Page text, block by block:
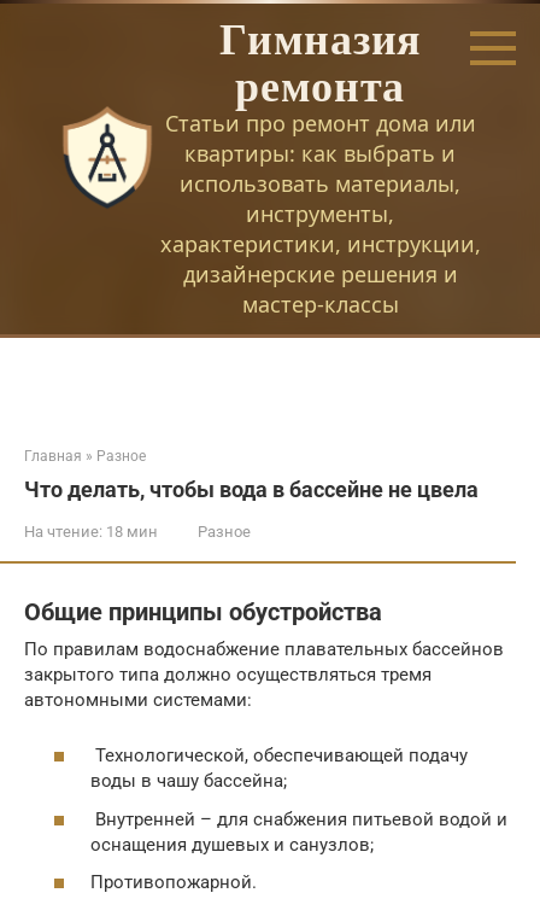
Перейти
Гимназия
ремонта
Статьи про ремонт дома или
квартиры: как выбрать и
использовать материалы,
инструменты,
характеристики, инструкции,
дизайнерские решения и
мастер-классы
Главная » Разное
Что делать, чтобы вода в бассейне не цвела
На чтение: 18 мин Разное
Общие принципы обустройства
По правилам водоснабжение плавательных бассейнов
закрытого типа должно осуществляться тремя
автономными системами:
Технологической, обеспечивающей подачу
воды в чашу бассейна;
Внутренней – для снабжения питьевой водой и
оснащения душевых и санузлов;
Противопожарной.